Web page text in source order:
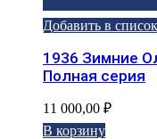
Добавить в
1936 Зимние
Полная серия
11 000,00 ₽
В корзину